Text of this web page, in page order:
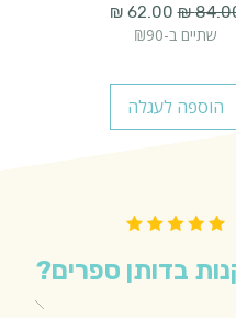
רגיל מחיר מבצע
שתיים ב-₪90
הוספה לעגלה
בדותן ספרים?